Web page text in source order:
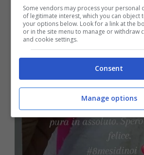
Some vendors may process your personal
of legitimate interest, which you can object
your options below. Look for a link at the
or in the site menu to manage or withdraw
and cookie settings.
Consent
Manage options